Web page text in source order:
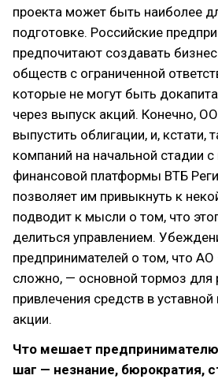
проекта может быть наиболее
подготовке. Российские
предпочитают создавать
обществ с ограниченной
которые не могут быть
через выпуск акций. Конечно,
выпустить облигации, и, кстати,
компаний на начальной стадии
финансовой платформы ВТБ
позволяет им привыкнуть к
подводит к мысли о том, что
делиться управлением.
предпринимателей о том, что
сложно, — основной тормоз для
привлечения средств в уставной
акции.
Что мешает
шаг — незнание, бюрократия,